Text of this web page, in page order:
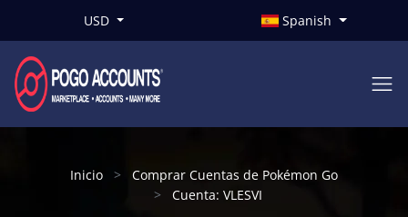
USD Spanish
Inicio
Comprar Cuentas de Pokémon Go
Cuenta: VLESVI